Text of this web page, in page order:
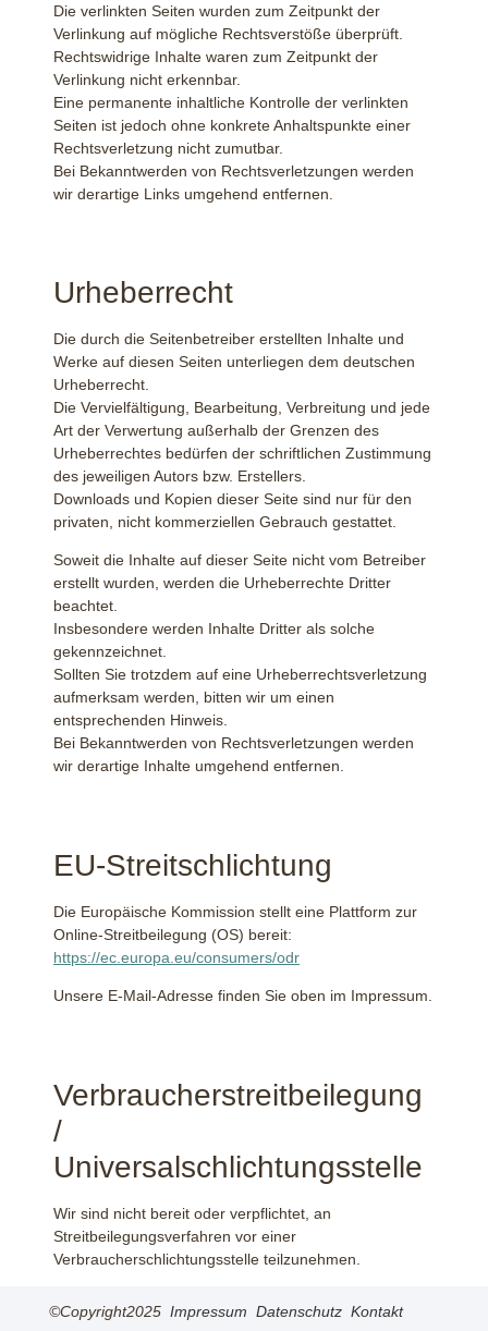
Die verlinkten Seiten wurden zum Zeitpunkt der
Verlinkung auf mögliche Rechtsverstöße überprüft.
Rechtswidrige Inhalte waren zum Zeitpunkt der
Verlinkung nicht erkennbar.
Eine permanente inhaltliche Kontrolle der verlinkten
Seiten ist jedoch ohne konkrete Anhaltspunkte einer
Rechtsverletzung nicht zumutbar.
Bei Bekanntwerden von Rechtsverletzungen werden
wir derartige Links umgehend entfernen.
Urheberrecht
Die durch die Seitenbetreiber erstellten Inhalte und
Werke auf diesen Seiten unterliegen dem deutschen
Urheberrecht.
Die Vervielfältigung, Bearbeitung, Verbreitung und jede
Art der Verwertung außerhalb der Grenzen des
Urheberrechtes bedürfen der schriftlichen Zustimmung
des jeweiligen Autors bzw. Erstellers.
Downloads und Kopien dieser Seite sind nur für den
privaten, nicht kommerziellen Gebrauch gestattet.
Soweit die Inhalte auf dieser Seite nicht vom Betreiber
erstellt wurden, werden die Urheberrechte Dritter
beachtet.
Insbesondere werden Inhalte Dritter als solche
gekennzeichnet.
Sollten Sie trotzdem auf eine Urheberrechtsverletzung
aufmerksam werden, bitten wir um einen
entsprechenden Hinweis.
Bei Bekanntwerden von Rechtsverletzungen werden
wir derartige Inhalte umgehend entfernen.
EU-Streitschlichtung
Die Europäische Kommission stellt eine Plattform zur
Online-Streitbeilegung (OS) bereit:
https://ec.europa.eu/consumers/odr
Unsere E-Mail-Adresse finden Sie oben im Impressum.
Verbraucherstreitbeilegung
/
Universalschlichtungsstelle
Wir sind nicht bereit oder verpflichtet, an
Streitbeilegungsverfahren vor einer
Verbraucherschlichtungsstelle teilzunehmen.
©Copyright2025 Impressum Datenschutz Kontakt